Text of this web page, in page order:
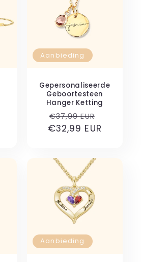
Aanbiedingsprijs
Aanbieding
Gepersonaliseerde
Geboortesteen
Hanger Ketting
Normale
prijs
€37,99 EUR
€32,99 EUR
Aanbieding